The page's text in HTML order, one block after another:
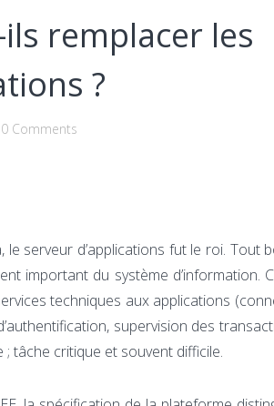
remplacer les
?
0 Comments
le serveur d’applications fut le roi. Tout
important du système d’information.
techniques aux applications
supervision des
tâche critique et souvent difficile.